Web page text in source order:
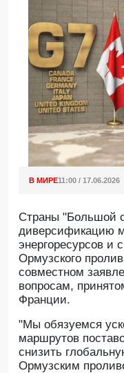
В МИРЕ11:00 / 17.06.2026
Страны "Большой
диверсификацию
энергоресурсов и
Ормузского
совместном
вопросам,
Франции.
"Мы обязуемся
маршрутов
снизить
Ормузским